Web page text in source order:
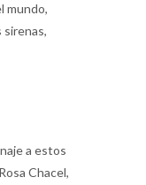
mundo,
sirenas,
a estos
Chacel,